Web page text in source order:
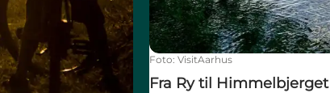
Foto: VisitAarhus
Fra Ry til